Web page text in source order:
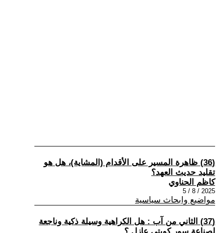
(36) ظاهرة المسير على الأقدام (المشاية)، هل هو
تقليد حديث العهد؟
كاظم الحناوي
2025 / 8 / 5
مواضيع وابحاث سياسية
(37) الثاني من آب : هل الكراهية وسيلة ذكية وناجعة